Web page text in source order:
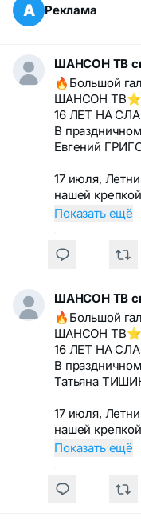
А Реклама
🔥Большой
ШАНСОН
16 ЛЕТ НА
В
Евгений
17 июля,
нашей
Показать ещё
🔥Большой
ШАНСОН
16 ЛЕТ НА
В
Татьяна
17 июля,
нашей
Показать ещё